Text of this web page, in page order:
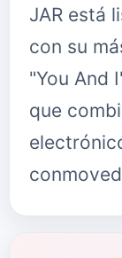
JAR está
con su
"You And
que